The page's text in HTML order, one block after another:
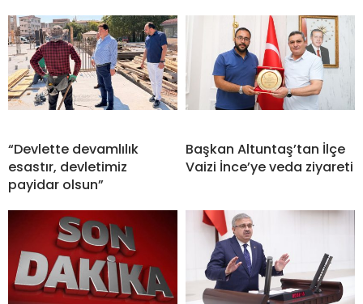
“Devlette devamlılık
esastır, devletimiz
payidar olsun”
Başkan Altuntaş’tan İlçe
Vaizi İnce’ye veda ziyareti